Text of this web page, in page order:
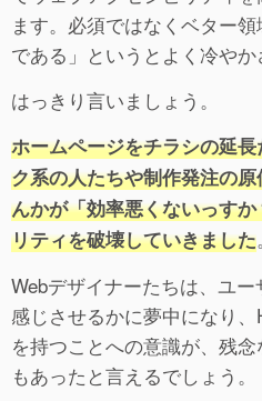
ます。必須ではなくベター
である」というとよく冷やか
はっきり言いましょう。
ホームページをチラシの延
ク系の人たちや制作発注の
んかが「効率悪くないっす
リティを破壊していきました。
Webデザイナーたちは、ユ
感じさせるかに夢中になり
を持つことへの意識が、残
もあったと言えるでしょう。